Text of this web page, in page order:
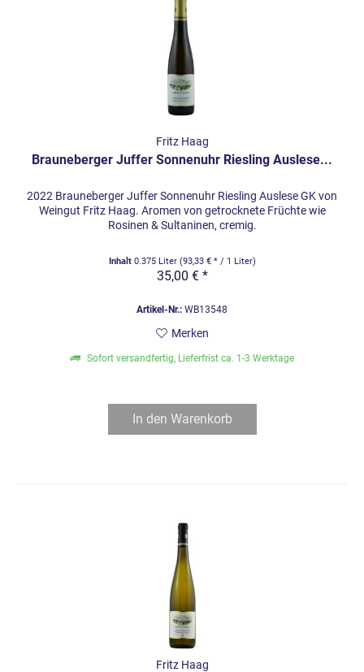
Fritz Haag
Brauneberger Juffer Sonnenuhr Riesling Auslese...
2022 Brauneberger Juffer Sonnenuhr Riesling Auslese GK von
Weingut Fritz Haag. Aromen von getrocknete Früchte wie
Rosinen & Sultaninen, cremig.
Inhalt 0.375 Liter (93,33 € * / 1 Liter)
35,00 € *
Artikel-Nr.: WB13548
Merken
Sofort versandfertig, Lieferfrist ca. 1-3 Werktage
In den Warenkorb
Fritz Haag